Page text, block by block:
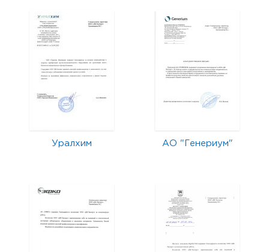
Уралхим АО "Генериум"